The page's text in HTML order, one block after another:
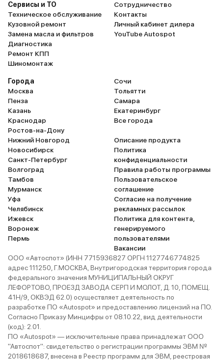
Сервисы и ТО
Техническое обслуживание
Кузовной ремонт
Замена масла и фильтров
Диагностика
Ремонт КПП
Шиномонтаж
Сотрудничество
Контакты
Личный кабинет дилера
YouTube Autospot
Города
Москва
Пенза
Казань
Краснодар
Ростов-на-Дону
Нижний Новгород
Новосибирск
Санкт-Петербург
Волгоград
Тамбов
Мурманск
Уфа
Челябинск
Ижевск
Воронеж
Пермь
Сочи
Тольятти
Самара
Екатеринбург
Все города
Описание продукта
Политика
конфиденциальности
Правила работы программы
Пользовательское
соглашение
Согласие на получение
рекламных рассылок
Политика для контента,
генерируемого
пользователями
Вакансии
ООО «Автоспот» (ИНН 7715936827 ОРГН 1127746774825
адрес 111250, Г.МОСКВА, Внутригородская территория города
федерального значения МУНИЦИПАЛЬНЫЙ ОКРУГ
ЛЕФОРТОВО, ПРОЕЗД ЗАВОДА СЕРП И МОЛОТ, Д. 10, ПОМЕЩ.
41Н/9, ОКВЭД 62.0) осуществляет деятельность по
разработке ПО «Autospot» и предоставлению лицензий на ПО.
Согласно Приказу Минцифры от 08.10.22, вид деятельности
(код): 2.01.
ПО «Autospot» — исключительные права принадлежат ООО
"Автоспот": свидетельство о регистрации программы ЭВМ №
2018618687, внесена в Реестр программ для ЭВМ, реестровая